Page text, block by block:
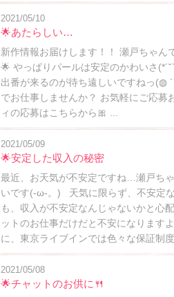
2021/05/10
🌟あたらしい…
新作情報お届けします！！ 瀬戸ちゃ
🌟 やっぱりパールは安定のかわいさ
出番が来るのが待ち遠しいですねっ(◍
でお仕事しませんか？ お気軽にご応募
ィの応募はこちらから🎀 ...
2021/05/09
🌟安定した収入の秘密
最近、お天気が不安定ですね…瀬戸ち
いです(-ω-。) 天気に限らず、不安定
も、収入が不安定なんじゃないかと心
ットのお仕事だけだと不安になりま
に、東京ライブインでは色々な保証制
2021/05/08
🌟チャットのお供に🍴